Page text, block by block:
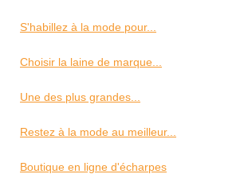
S'habillez à la mode pour...
Choisir la laine de marque...
Une des plus grandes...
Restez à la mode au meilleur...
Boutique en ligne d'écharpes